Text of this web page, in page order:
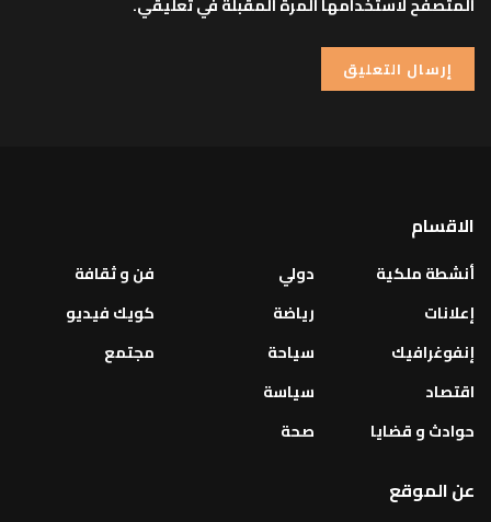
الاقسام
أنشطة ملكية
إعلانات
إنفوغرافيك
اقتصاد
حوادث و قضايا
دولي
رياضة
سياحة
سياسة
صحة
فن و ثقافة
كويك فيديو
مجتمع
عن الموقع